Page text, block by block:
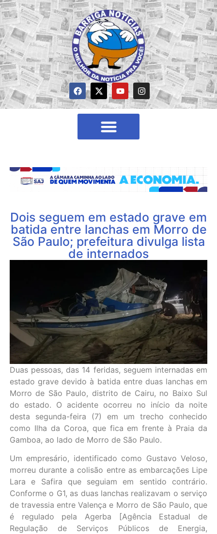
Dois seguem em estado grave em
batida entre lanchas em Morro de
São Paulo; prefeitura divulga lista
de internados
Duas pessoas, das 14 feridas, seguem internadas em
estado grave devido à batida entre duas lanchas em
Morro de São Paulo, distrito de Cairu, no Baixo Sul
do estado. O acidente ocorreu no início da noite
desta segunda-feira (7) em um trecho conhecido
como Ilha da Coroa, que fica em frente à Praia da
Gamboa, ao lado de Morro de São Paulo.
Um empresário, identificado como Gustavo Veloso,
morreu durante a colisão entre as embarcações Lipe
Lara e Safira que seguiam em sentido contrário.
Conforme o G1, as duas lanchas realizavam o serviço
de travessia entre Valença e Morro de São Paulo, que
é regulado pela Agerba [Agência Estadual de
Regulação de Serviços Públicos de Energia,